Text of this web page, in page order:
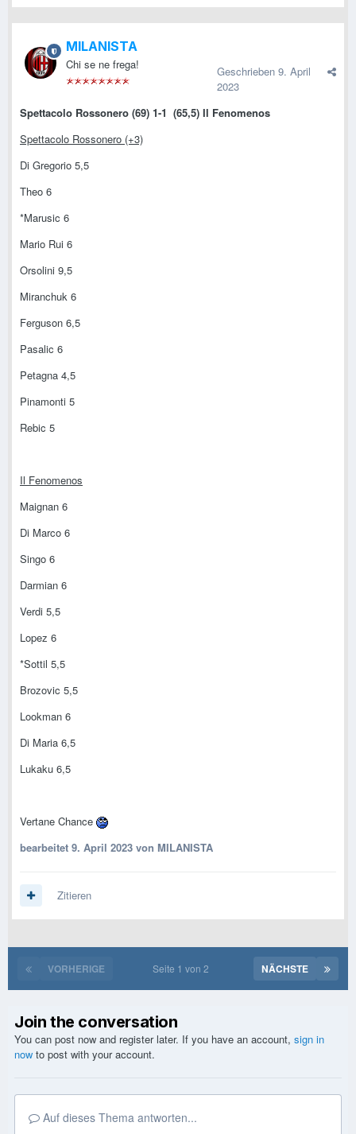
MILANISTA
Chi se ne frega! Geschrieben 9. April
2023
Spettacolo Rossonero (69) 1-1 (65,5) Il Fenomenos
Spettacolo Rossonero (+3)
Di Gregorio 5,5
Theo 6
*Marusic 6
Mario Rui 6
Orsolini 9,5
Miranchuk 6
Ferguson 6,5
Pasalic 6
Petagna 4,5
Pinamonti 5
Rebic 5
Il Fenomenos
Maignan 6
Di Marco 6
Singo 6
Darmian 6
Verdi 5,5
Lopez 6
*Sottil 5,5
Brozovic 5,5
Lookman 6
Di Maria 6,5
Lukaku 6,5
Vertane Chance
bearbeitet 9. April 2023 von MILANISTA
Zitieren
VORHERIGE NÄCHSTE
Seite 1 von 2
Join the conversation
You can post now and register later. If you have an account, sign in
now to post with your account.
Auf dieses Thema antworten...